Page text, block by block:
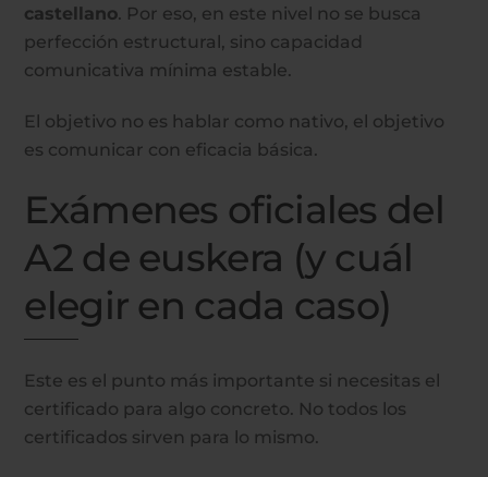
castellano. Por eso, en este nivel no se busca
perfección estructural, sino capacidad
comunicativa mínima estable.
El objetivo no es hablar como nativo, el objetivo
es comunicar con eficacia básica.
Exámenes oficiales del
A2 de euskera (y cuál
elegir en cada caso)
Este es el punto más importante si necesitas el
certificado para algo concreto. No todos los
certificados sirven para lo mismo.